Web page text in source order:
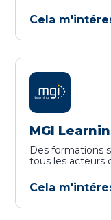
Cela
MGI
Des formations
tous les acteurs
Cela